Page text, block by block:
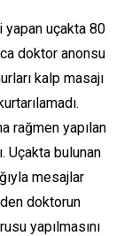
uçakta 80
doktor anonsu
kalp masajı
rağmen yapılan
Uçakta bulunan
mesajlar
doktorun
yapılmasını